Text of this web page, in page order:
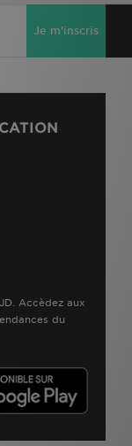
Je m'inscris
Accèdez aux
du